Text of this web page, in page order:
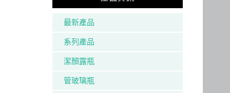
最新產品
系列產品
潔顏露瓶
管玻璃瓶